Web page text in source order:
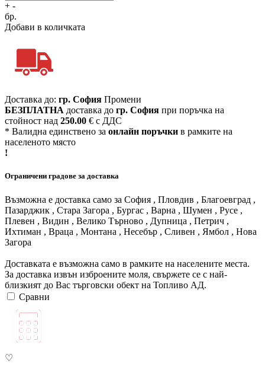
+ -
бр.
Добави в количката
Доставка до: гр. София Промени
БЕЗПЛАТНА доставка до гр. София при поръчка на
стойност над 250.00 € с ДДС
* Валидна единствено за онлайн поръчки в рамките на
населеното място
!
Ограничени градове за доставка
Възможна е доставка само за София , Пловдив , Благоевград ,
Пазарджик , Стара Загора , Бургас , Варна , Шумен , Русе ,
Плевен , Видин , Велико Търново , Дупница , Петрич ,
Ихтиман , Враца , Монтана , Несебър , Сливен , Ямбол , Нова
Загора
Доставката е възможна само в рамките на населените места.
За доставка извън изброените моля, свържете се с най-
близкият до Вас търговски обект на Топливо АД.
Сравни
♡